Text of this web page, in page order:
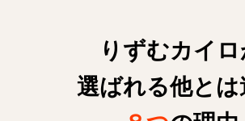
りずむカイ
選ばれる他とは